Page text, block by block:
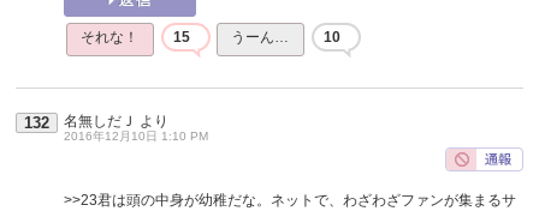
それな！ 15 うーん… 10
132 名無しだＪ より
2016年12月10日 1:10 PM
>>23君は頭の中身が幼稚だな。ネットで、わざわざファンが集まるサ